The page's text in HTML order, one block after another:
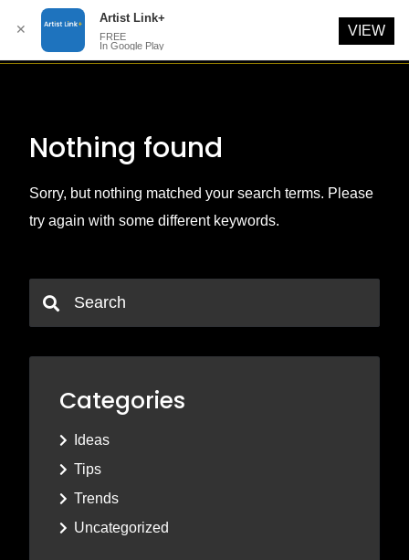
Nothing found
Sorry, but nothing matched your search terms. Please
try again with some different keywords.
Categories
Ideas
Tips
Trends
Uncategorized
✕
Artist Link+
FREE
In Google Play
VIEW